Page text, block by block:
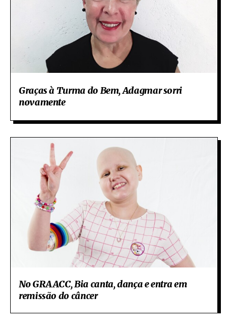
Graças à Turma do Bem, Adagmar sorri
novamente
No GRAACC, Bia canta, dança e entra em
remissão do câncer